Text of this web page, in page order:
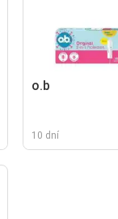
o.b
10 dní